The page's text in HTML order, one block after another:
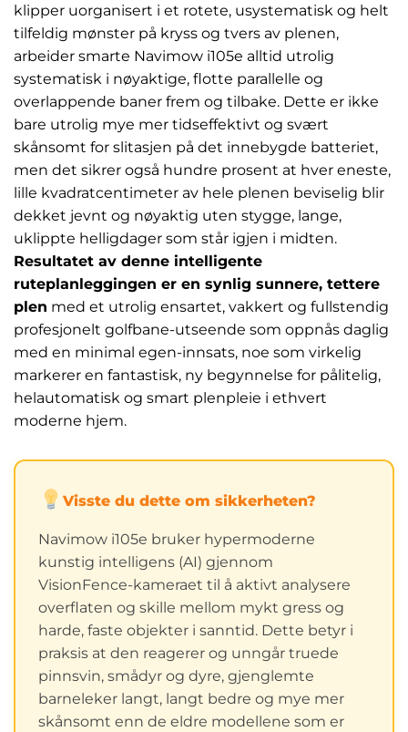
klipper uorganisert i et rotete, usystematisk og helt
tilfeldig mønster på kryss og tvers av plenen,
arbeider smarte Navimow i105e alltid utrolig
systematisk i nøyaktige, flotte parallelle og
overlappende baner frem og tilbake. Dette er ikke
bare utrolig mye mer tidseffektivt og svært
skånsomt for slitasjen på det innebygde batteriet,
men det sikrer også hundre prosent at hver eneste,
lille kvadratcentimeter av hele plenen beviselig blir
dekket jevnt og nøyaktig uten stygge, lange,
uklippte helligdager som står igjen i midten.
Resultatet av denne intelligente
ruteplanleggingen er en synlig sunnere, tettere
plen med et utrolig ensartet, vakkert og fullstendig
profesjonelt golfbane-utseende som oppnås daglig
med en minimal egen-innsats, noe som virkelig
markerer en fantastisk, ny begynnelse for pålitelig,
helautomatisk og smart plenpleie i ethvert
moderne hjem.
Visste du dette om sikkerheten?
Navimow i105e bruker hypermoderne
kunstig intelligens (AI) gjennom
VisionFence-kameraet til å aktivt analysere
overflaten og skille mellom mykt gress og
harde, faste objekter i sanntid. Dette betyr i
praksis at den reagerer og unngår truede
pinnsvin, smådyr og dyre, gjenglemte
barneleker langt, langt bedre og mye mer
skånsomt enn de eldre modellene som er